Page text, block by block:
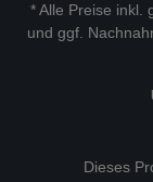
* Alle Preise inkl.
und ggf.
Dieses